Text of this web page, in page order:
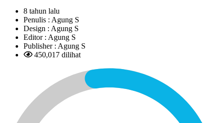
8 tahun lalu
Penulis : Agung S
Design : Agung S
Editor : Agung S
Publisher : Agung S
450,017 dilihat